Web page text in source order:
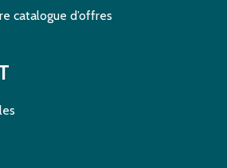
catalogue d’offres